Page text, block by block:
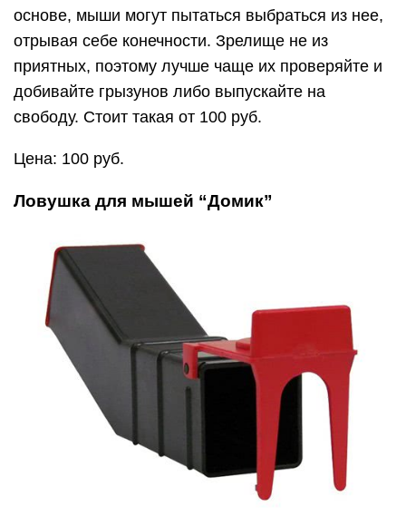
основе, мыши могут пытаться выбраться из нее,
отрывая себе конечности. Зрелище не из
приятных, поэтому лучше чаще их проверяйте и
добивайте грызунов либо выпускайте на
свободу. Стоит такая от 100 руб.
Цена: 100 руб.
Ловушка для мышей “Домик”